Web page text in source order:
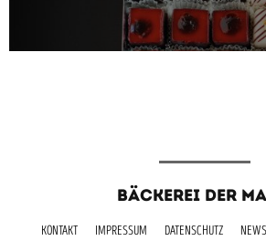
BÄCKEREI DER
KONTAKT IMPRESSUM DATENSCHUTZ